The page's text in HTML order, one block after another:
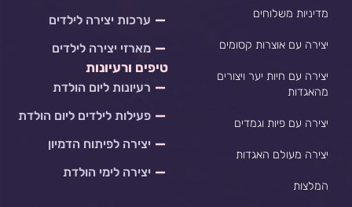
מדיניות משלוחים
יצירה עם אוצרות קסומים
יצירה עם חיות יער ויצורים
מהאגדות
יצירה עם פיות וגמדים
יצירה מעולם האגדות
המלצות
ערכות יצירה לילדים
מארזי יצירה לילדים
טיפים ורעיונות
רעיונות ליום הולדת
פעילות לילדים ליום הולדת
יצירה לפיתוח הדמיון
יצירה לימי הולדת